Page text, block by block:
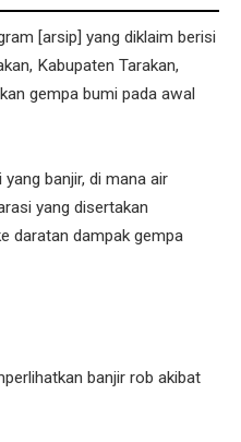
[arsip] yang diklaim berisi
Kabupaten Tarakan,
gempa bumi pada awal
banjir, di mana air
yang disertakan
daratan dampak gempa
banjir rob akibat